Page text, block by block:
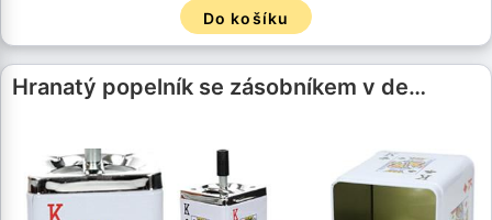
Do košíku
Hranatý popelník se zásobníkem v de…